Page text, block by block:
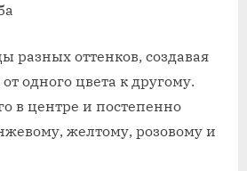
разных оттенков, создавая
одного цвета к другому.
в центре и постепенно
желтому, розовому и